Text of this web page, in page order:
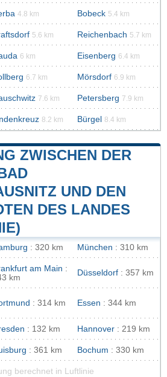
4.8 km Bobeck 5.4 km
5.6 km Reichenbach 5.7 km
6 km Eisenberg 6.4 km
6.7 km Mörsdorf 6.9 km
7.6 km Petersberg 7.9 km
8.2 km Bürgel 8.4 km
ZWISCHEN DER
UND DEN
DES LANDES
: 320 km München : 310 km
am Main :
km
Düsseldorf : 357 km
: 314 km Essen : 344 km
: 132 km Hannover : 219 km
: 361 km Bochum : 330 km
berechnet in Luftlinie